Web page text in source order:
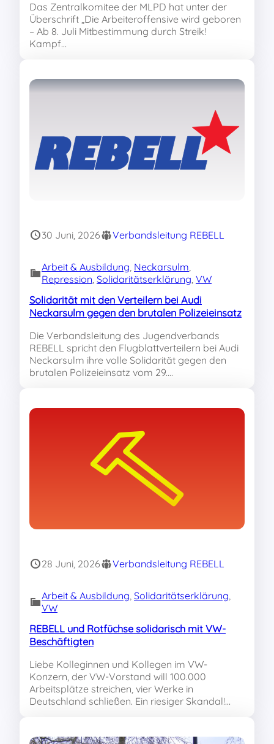
Das Zentralkomitee der MLPD hat unter der
Überschrift „Die Arbeiteroffensive wird geboren
– Ab 8. Juli Mitbestimmung durch Streik!
Kampf…
30 Juni, 2026 Verbandsleitung REBELL
Arbeit & Ausbildung, Neckarsulm
Repression, Solidaritätserklärung, VW
Solidarität mit den Verteilern bei Audi
Neckarsulm gegen den brutalen Polizeieinsatz
Die Verbandsleitung des Jugendverbands
REBELL spricht den Flugblattverteilern bei Audi
Neckarsulm ihre volle Solidarität gegen den
brutalen Polizeieinsatz vom 29.…
28 Juni, 2026 Verbandsleitung REBELL
Arbeit & Ausbildung, Solidaritätserklärung
VW
REBELL und Rotfüchse solidarisch mit VW-
Beschäftigten
Liebe Kolleginnen und Kollegen im VW-
Konzern, der VW-Vorstand will 100.000
Arbeitsplätze streichen, vier Werke in
Deutschland schließen. Ein riesiger Skandal!…